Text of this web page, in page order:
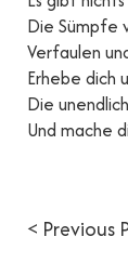
Die Sümpfe
Verfaulen
Erhebe dich
Die
Und mache
< Previous